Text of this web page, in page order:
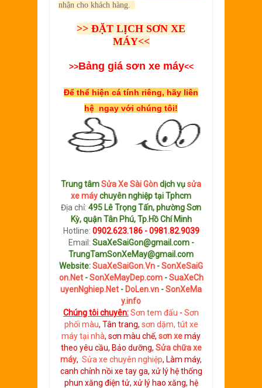
nhận cho khách hàng.
>> ĐẶT LỊCH SƠN XE
MÁY<<
>>Bảng giá sơn xe máy<<
Để thể hiện cá tính riêng, hãy liên
hệ ngay với chúng tôi!
Trung tâmSửa Xe Sài Gòndịch vụsửa
xe máychuyên nghiệp tại Tphcm
Địa chỉ: 495 Lê Trọng Tấn, phường Sơn
Kỳ, quận Tân Phú, Tp.Hồ Chí Minh
Hotline: 0902.623.186 - 0981.82.9039
Email: SuaXeSaiGon@gmail.com -
TrungTamSonXeMay@gmail.com
Website:SuaXeSaiGon.Vn -SonXeSaiG
on.Net-SonXeMayDep.com-SuaXeCh
uyenNghiep.Net - DoLen.vn -SonXeMa
y.info
Chúng tôi chuyên:Sơn tem đấu - Sơn
phối màu, Tân trang, sơn dặm, tút xe
máy tại nhà, sơn màu chế, sơn xemáy
theo yêu cầu, Bảo dưỡng, Sửa chữa xe
máy, Sửa xe chuyên nghiệp, Làm máy,
canh chỉnh nồi xe tay ga, xử lý hệ thống
phun xăng điện tử, xử lý hao xăng, hệ